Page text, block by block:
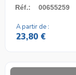
Réf.: 00655259
A partir de :
23,80 €